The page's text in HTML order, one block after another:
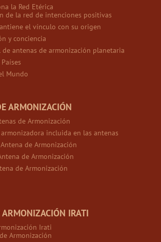
la Red Etérica
de la red de intenciones positivas
el vínculo con su origen
y conciencia
de antenas de armonización planetaria
Mundo
ARMONIZACIÓN
de Armonización
incluida en las antenas
de Armonización
de Armonización
de Armonización
ARMONIZACIÓN IRATI
Irati
Armonización